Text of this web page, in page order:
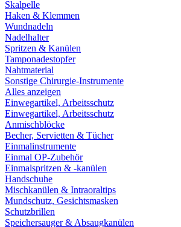
Skalpelle
Haken & Klemmen
Wundnadeln
Nadelhalter
Spritzen & Kanülen
Tamponadestopfer
Nahtmaterial
Sonstige Chirurgie-Instrumente
Alles anzeigen
Einwegartikel, Arbeitsschutz
Einwegartikel, Arbeitsschutz
Anmischblöcke
Becher, Servietten & Tücher
Einmalinstrumente
Einmal OP-Zubehör
Einmalspritzen & -kanülen
Handschuhe
Mischkanülen & Intraoraltips
Mundschutz, Gesichtsmasken
Schutzbrillen
Speichersauger & Absaugkanülen